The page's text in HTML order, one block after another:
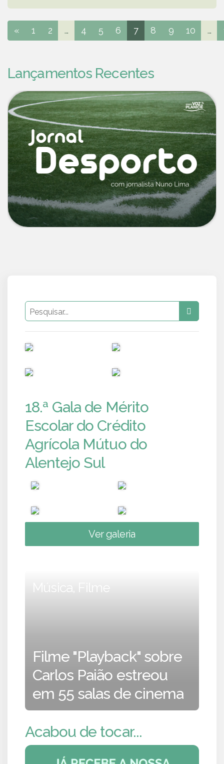
« 1 2 ... 4 5 6 7 8 9 10 ...
Lançamentos Recentes
18.ª Gala de Mérito
Escolar do Crédito
Agrícola Mútuo do
Alentejo Sul
Ver galeria
Música, Filme
Filme "Playback" sobre
Carlos Paião estreou
em 55 salas de cinema
Acabou de tocar...